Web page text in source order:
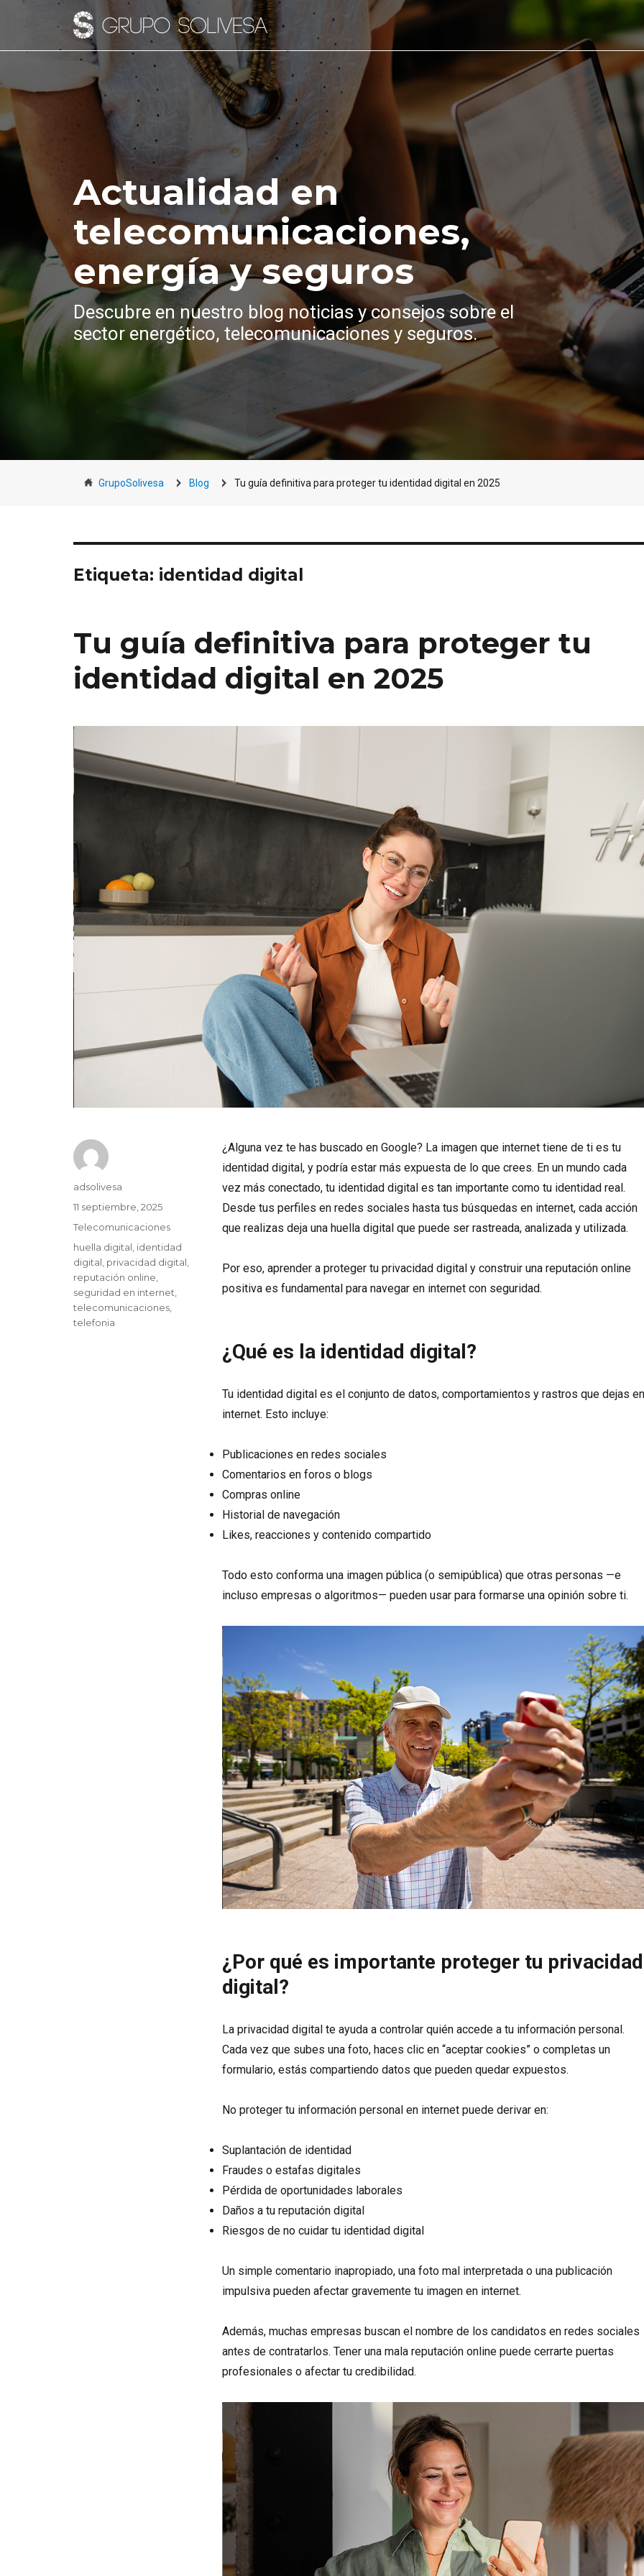
Actualidad en
telecomunicaciones,
energía y seguros
Descubre en nuestro blog noticias y consejos sobre el
sector energético, telecomunicaciones y seguros.
GrupoSolivesa Blog Tu guía definitiva para proteger tu identidad digital en 2025
Etiqueta: identidad digital
Tu guía definitiva para proteger tu
identidad digital en 2025
¿Alguna vez te has buscado en Google? La imagen que internet tiene de ti es tu
identidad digital, y podría estar más expuesta de lo que crees. En un mundo cada
vez más conectado, tu identidad digital es tan importante como tu identidad real.
Desde tus perfiles en redes sociales hasta tus búsquedas en internet, cada acción
que realizas deja una huella digital que puede ser rastreada, analizada y utilizada.
Por eso, aprender a proteger tu privacidad digital y construir una reputación online
positiva es fundamental para navegar en internet con seguridad.
¿Qué es la identidad digital?
Tu identidad digital es el conjunto de datos, comportamientos y rastros que dejas
internet. Esto incluye:
Publicaciones en redes sociales
Comentarios en foros o blogs
Compras online
Historial de navegación
Likes, reacciones y contenido compartido
Todo esto conforma una imagen pública (o semipública) que otras personas —e
incluso empresas o algoritmos— pueden usar para formarse una opinión sobre ti.
¿Por qué es importante proteger tu privacidad
digital?
La privacidad digital te ayuda a controlar quién accede a tu información personal.
Cada vez que subes una foto, haces clic en “aceptar cookies” o completas un
formulario, estás compartiendo datos que pueden quedar expuestos.
No proteger tu información personal en internet puede derivar en:
Suplantación de identidad
Fraudes o estafas digitales
Pérdida de oportunidades laborales
Daños a tu reputación digital
Riesgos de no cuidar tu identidad digital
Un simple comentario inapropiado, una foto mal interpretada o una publicación
impulsiva pueden afectar gravemente tu imagen en internet.
Además, muchas empresas buscan el nombre de los candidatos en redes sociales
antes de contratarlos. Tener una mala reputación online puede cerrarte puertas
profesionales o afectar tu credibilidad.
Autor
adsolivesa
Publicado
el
11 septiembre, 2025
Categorías
Telecomunicaciones
Etiquetas
huella digital, identidad
digital, privacidad digital,
reputación online,
seguridad en internet,
telecomunicaciones,
telefonia